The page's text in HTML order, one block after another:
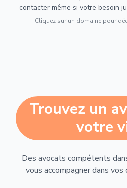
contacter même si votre besoin
Cliquez sur un domaine pour
Trouvez un
votre
Des avocats compétents
vous accompagner dans vos